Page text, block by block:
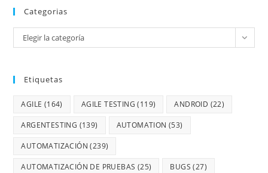
Categorias
Elegir la categoría
Etiquetas
AGILE (164) AGILE TESTING (119) ANDROID (22)
ARGENTESTING (139) AUTOMATION (53)
AUTOMATIZACIÓN (239)
AUTOMATIZACIÓN DE PRUEBAS (25) BUGS (27)